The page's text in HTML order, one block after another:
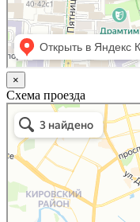
×
Схема проезда
Казань
Малый Татарский переулок, 8
Яндекс.Карты